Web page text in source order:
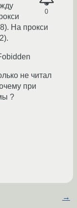
0
На прокси
не читал
при
?
→